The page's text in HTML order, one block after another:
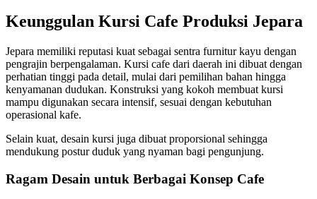
Keunggulan Kursi Cafe Produksi Jepara
Jepara memiliki reputasi kuat sebagai sentra furnitur kayu dengan
pengrajin berpengalaman. Kursi cafe dari daerah ini dibuat dengan
perhatian tinggi pada detail, mulai dari pemilihan bahan hingga
kenyamanan dudukan. Konstruksi yang kokoh membuat kursi
mampu digunakan secara intensif, sesuai dengan kebutuhan
operasional kafe.
Selain kuat, desain kursi juga dibuat proporsional sehingga
mendukung postur duduk yang nyaman bagi pengunjung.
Ragam Desain untuk Berbagai Konsep Cafe